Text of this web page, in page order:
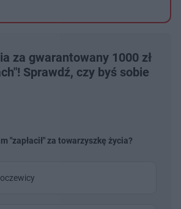
za gwarantowany 1000 zł
Sprawdź, czy byś sobie
"zapłacił" za towarzyszkę życia?